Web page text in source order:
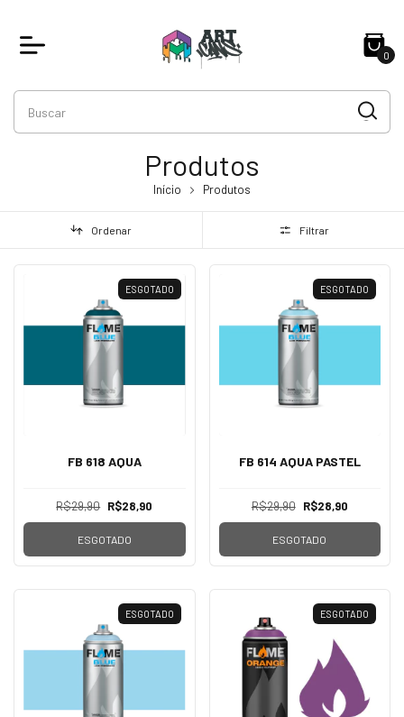
0
Produtos
Início Produtos
Ordenar Filtrar
ESGOTADO
FB 618 AQUA
R$29,90 R$28,90
ESGOTADO
ESGOTADO
FB 614 AQUA PASTEL
R$29,90 R$28,90
ESGOTADO
ESGOTADO ESGOTADO